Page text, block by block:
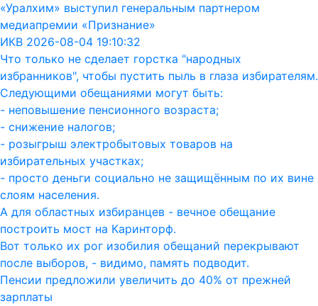
«Уралхим» выступил генеральным партнером
медиапремии «Признание»
ИКВ 2026-08-04 19:10:32
Что только не сделает горстка "народных
избранников", чтобы пустить пыль в глаза избирателям.
Следующими обещаниями могут быть:
- неповышение пенсионного возраста;
- снижение налогов;
- розыгрыш электробытовых товаров на
избирательных участках;
- просто деньги социально не защищённым по их вине
слоям населения.
А для областных избиранцев - вечное обещание
построить мост на Каринторф.
Вот только их рог изобилия обещаний перекрывают
после выборов, - видимо, память подводит.
Пенсии предложили увеличить до 40% от прежней
зарплаты